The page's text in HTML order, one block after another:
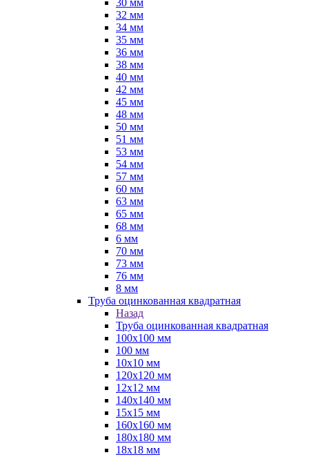
30 мм
32 мм
34 мм
35 мм
36 мм
38 мм
40 мм
42 мм
45 мм
48 мм
50 мм
51 мм
53 мм
54 мм
57 мм
60 мм
63 мм
65 мм
68 мм
6 мм
70 мм
73 мм
76 мм
8 мм
Труба оцинкованная квадратная
Назад
Труба оцинкованная квадратная
100х100 мм
100 мм
10х10 мм
120х120 мм
12х12 мм
140х140 мм
15х15 мм
160х160 мм
180х180 мм
18х18 мм